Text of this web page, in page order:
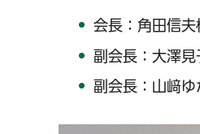
会長：角田信夫
副会長：大澤見
副会長：山﨑ゆ